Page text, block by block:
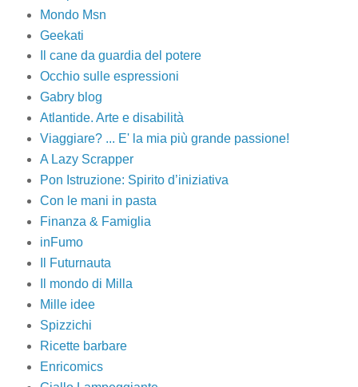
Mondo Msn
Geekati
Il cane da guardia del potere
Occhio sulle espressioni
Gabry blog
Atlantide. Arte e disabilità
Viaggiare? ... E' la mia più grande passione!
A Lazy Scrapper
Pon Istruzione: Spirito d’iniziativa
Con le mani in pasta
Finanza & Famiglia
inFumo
Il Futurnauta
Il mondo di Milla
Mille idee
Spizzichi
Ricette barbare
Enricomics